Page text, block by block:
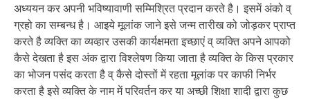
अध्ययन कर अपनी भविष्यावाणी सम्मिश्रित प्रदान करते है। इसमें अंको व्
ग्रहो का सम्बन्ध है। आइये मूलांक जाने इसे जन्म तारीख को जोड़कर प्राप्त
करते है व्यक्ति का व्यव्हार उसकी कार्यक्षमता इच्छाएं व् व्यक्ति अपने आपको
कैसे देखता है इस अंक द्वारा विश्लेषण किया जाता है व्यक्ति के किस प्रकार
का भोजन पसंद करता है व् कैसे दोस्तों में रहता मूलांक पर काफी निर्भर
करता है इसे व्यक्ति के नाम में परिवर्तन कर या अच्छी शिक्षा शादी द्वारा कुछ